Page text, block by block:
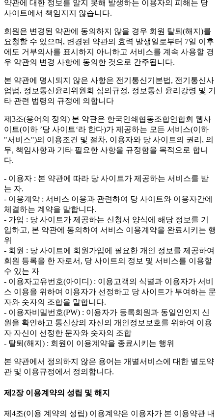
약관에 대한 정보를 알지 못해 발생하는 이용자의 피해는 당
사이트에서 책임지지 않습니다.
회원은 변경된 약관에 동의하지 않을 경우 회원 탈퇴(해지)를
요청할 수 있으며, 변경된 약관의 효력 발생일로부터 7일 이후
에도 거부의사를 표시하지 아니하고 서비스를 계속 사용할 경
우 약관의 변경 사항에 동의한 것으로 간주됩니다.
본 약관에 명시되지 않은 사항은 전기통신기본법, 전기통신사
업법, 정보통신윤리위원회 심의규정, 정보통신 윤리강령 및 기
타 관련 법령의 규정에 의합니다
제3조(용어의 정의) 본 약관은 한국인쇄협동조합연합회 웹사
이트(이하 ’당 사이트‘라 한다)가 제공하는 모든 서비스(이하
"서비스")의 이용조건 및 절차, 이용자와 당 사이트의 권리, 의
무, 책임사항과 기타 필요한 사항을 규정함을 목적으로 합니
다.
- 이용자 : 본 약관에 따라 당 사이트가 제공하는 서비스를 받
는 자.
- 이용계약 : 서비스 이용과 관련하여 당 사이트와 이용자간에
체결하는 계약을 말합니다.
- 가입 : 당 사이트가 제공하는 신청서 양식에 해당 정보를 기
입하고, 본 약관에 동의하여 서비스 이용계약을 완료시키는 행
위
- 회원 : 당 사이트에 회원가입에 필요한 개인 정보를 제공하여
회원 등록을 한 자로서, 당 사이트의 정보 및 서비스를 이용할
수 있는 자
- 이용자고유번호(아이디) : 이용고객의 식별과 이용자가 서비
스 이용을 위하여 이용자가 선정하고 당 사이트가 부여하는 문
자와 숫자의 조합을 말합니다.
- 이용자비밀번호(PW) : 이용자가 등록회원과 동일인인지 신
원을 확인하고 통신상의 자신의 개인정보보호를 위하여 이용
자 자신이 선정한 문자와 숫자의 조합
- 탈퇴(해지) : 회원이 이용계약을 종료시키는 행위
본 약관에서 정의하지 않은 용어는 개별서비스에 대한 별도약
관 및 이용규정에서 정의합니다.
제2장 이용계약의 성립 및 해지
제4조(이용 계약의 성립) 이용계약은 이용자가 본 이용약관 내